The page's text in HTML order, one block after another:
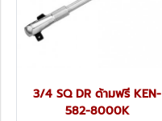
3/4 SQ DR ด้ามฟรี KEN-
582-8000K